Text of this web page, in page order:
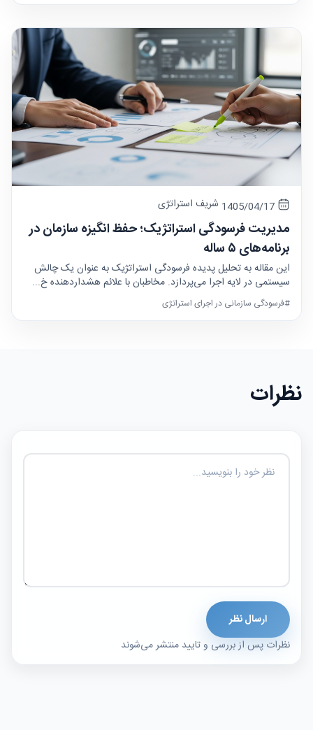
شریف استراتژی
مدیریت فرسودگی استراتژیک؛ حفظ انگیزه سازمان در
برنامه‌های ۵ ساله
این مقاله به تحلیل پدیده فرسودگی استراتژیک به عنوان یک چالش
سیستمی در لایه اجرا می‌پردازد. مخاطبان با علائم هشداردهنده خ...
#فرسودگی سازمانی در اجرای استراتژی
نظرات
نظرات پس از بررسی و تایید منتشر می‌شوند
ارسال نظر